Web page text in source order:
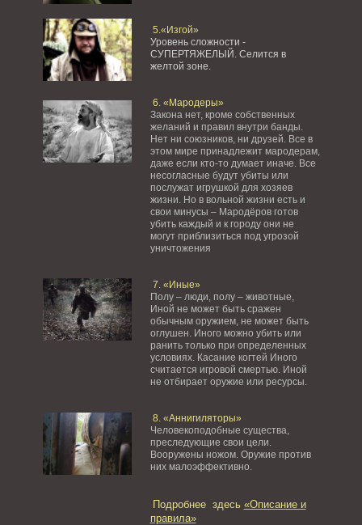
5.«Изгой»
Уровень сложности -
СУПЕРТЯЖЕЛЫЙ. Селится в
желтой зоне.
6. «Мародеры»
Закона нет, кроме собственных
желаний и правил внутри банды.
Нет ни союзников, ни друзей. Все в
этом мире принадлежит мародерам,
даже если кто-то думает иначе. Все
несогласные будут убиты или
послужат игрушкой для хозяев
жизни. Но в вольной жизни есть и
свои минусы – Мародёров готов
убить каждый и к городу они не
могут приблизиться под угрозой
уничтожения
7. «Иные»
Полу – люди, полу – животные,
Иной не может быть сражен
обычным оружием, не может быть
оглушен. Иного можно убить или
ранить только при определенных
условиях. Касание когтей Иного
считается игровой смертью. Иной
не отбирает оружие или ресурсы.
8. «Аннигиляторы»
Человекоподобные существа,
преследующие свои цели.
Вооружены ножом. Оружие против
них малоэффективно.
Подробнее здесь «Описание и
правила»